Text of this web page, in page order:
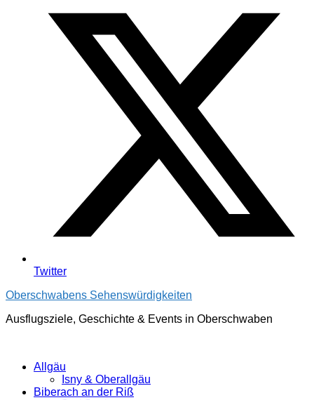
Twitter
Oberschwabens Sehenswürdigkeiten
Ausflugsziele, Geschichte & Events in Oberschwaben
Allgäu
Isny & Oberallgäu
Biberach an der Riß